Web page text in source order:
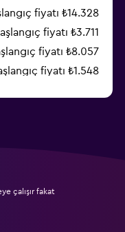
fiyatı ₺14.328
fiyatı ₺3.711
fiyatı ₺8.057
fiyatı ₺1.548
çalışır fakat